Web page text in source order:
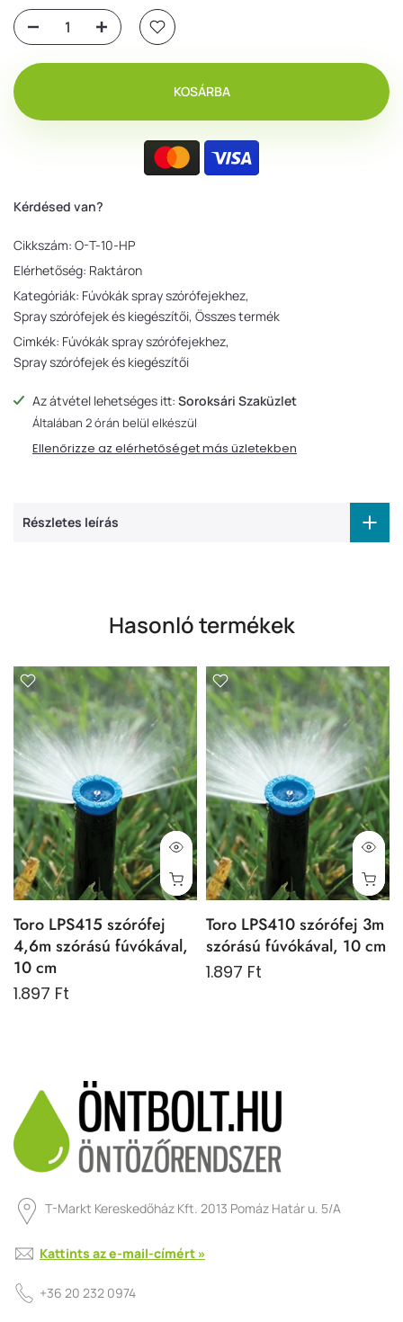
KOSÁRBA
Kérdésed van?
Cikkszám: O-T-10-HP
Elérhetőség: Raktáron
Kategóriák: Fúvókák spray szórófejekhez
Spray szórófejek és kiegészítői Összes termék
Cimkék: Fúvókák spray szórófejekhez
Spray szórófejek és kiegészítői
Az átvétel lehetséges itt: Soroksári Szaküzlet
Általában 2 órán belül elkészül
Ellenőrizze az elérhetőséget más üzletekben
Részletes leírás
Hasonló termékek
Toro LPS415 szórófej
4,6m szórású fúvókával,
10 cm
1.897 Ft
Toro LPS410 szórófej 3m
szórású fúvókával, 10 cm
1.897 Ft
T-Markt Kereskedőház Kft. 2013 Pomáz Határ u. 5/A
Kattints az e-mail-címért »
+36 20 232 0974